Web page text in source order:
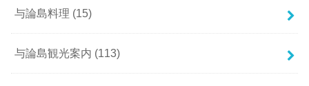
与論島料理 (15)
与論島観光案内 (113)